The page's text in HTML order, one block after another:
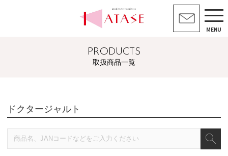
MENU
PRODUCTS
取扱商品一覧
ドクタージャルト